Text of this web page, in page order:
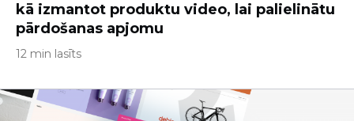
kā izmantot produktu video, lai palielinātu
pārdošanas apjomu
12 min lasīts